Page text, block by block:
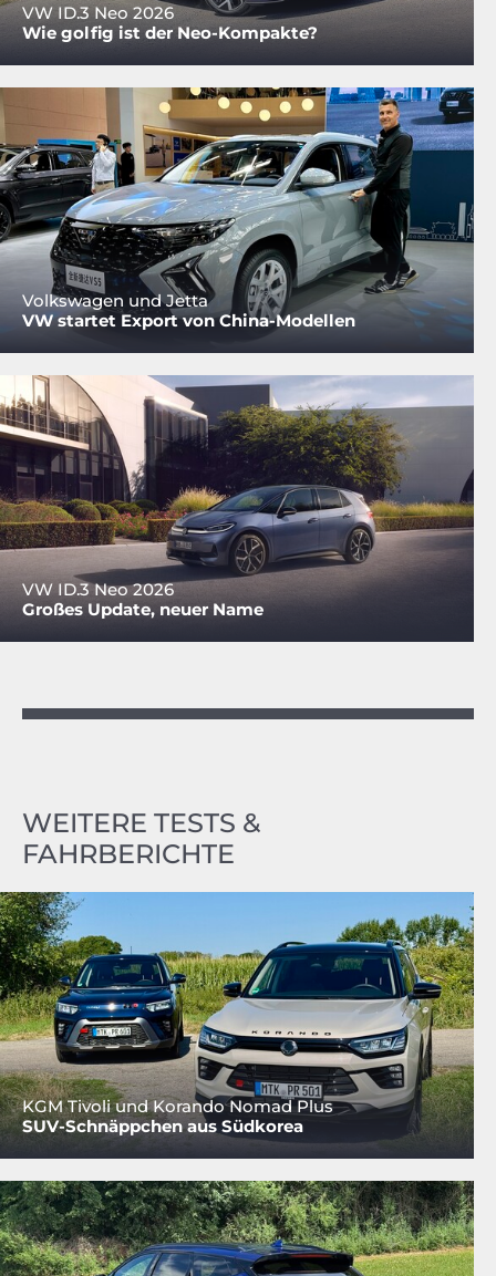
VW ID.3 Neo 2026
Wie golfig ist der Neo-Kompakte?
Volkswagen und Jetta
VW startet Export von China-Modellen
VW ID.3 Neo 2026
Großes Update, neuer Name
WEITERE TESTS &
FAHRBERICHTE
KGM Tivoli und Korando Nomad Plus
SUV-Schnäppchen aus Südkorea